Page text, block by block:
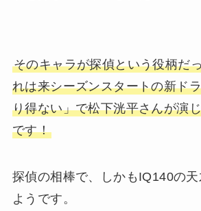
そのキャラが探偵という役柄だ
れは来シーズンスタートの新ド
り得ない」で松下洸平さんが演
です！
探偵の相棒で、しかもIQ140の
ようです。